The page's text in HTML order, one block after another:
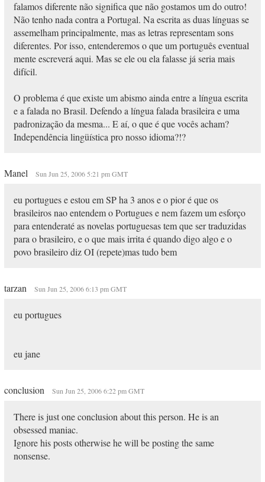
falamos diferente não significa que não gostamos um do outro!
Não tenho nada contra a Portugal. Na escrita as duas línguas se
assemelham principalmente, mas as letras representam sons
diferentes. Por isso, entenderemos o que um português eventual
mente escreverá aqui. Mas se ele ou ela falasse já seria mais
difícil.
O problema é que existe um abismo ainda entre a língua escrita
e a falada no Brasil. Defendo a língua falada brasileira e uma
padronização da mesma... E aí, o que é que vocês acham?
Independência lingüística pro nosso idioma?!?
Manel Sun Jun 25, 2006 5:21 pm GMT
eu portugues e estou em SP ha 3 anos e o pior é que os
brasileiros nao entendem o Portugues e nem fazem um esforço
para entenderaté as novelas portuguesas tem que ser traduzidas
para o brasileiro, e o que mais irrita é quando digo algo e o
povo brasileiro diz OI (repete)mas tudo bem
tarzan Sun Jun 25, 2006 6:13 pm GMT
eu portugues
eu jane
conclusion Sun Jun 25, 2006 6:22 pm GMT
There is just one conclusion about this person. He is an
obsessed maniac.
Ignore his posts otherwise he will be posting the same
nonsense.